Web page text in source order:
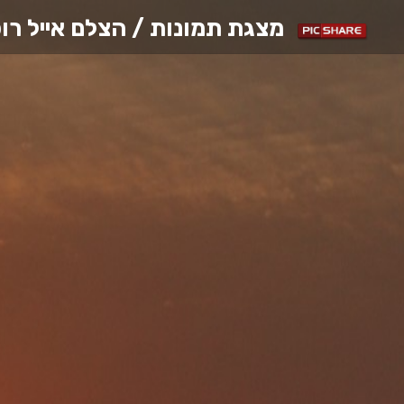
מצגת תמונות / הצלם אייל